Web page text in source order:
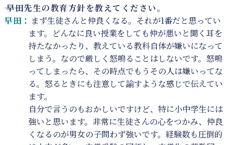
――早田先生の教育方針を教えてください。
早田： まず生徒さんと仲良くなる。それが1番だと思ってい
ます。どんなに良い授業をしても仲が悪いと聞く耳を
持たなかったり、教えている教科自体が嫌いになって
しまう。なので厳しく怒鳴ることはしないです。怒鳴
ってしまったら、その時点でもうその人は嫌いってな
る。怒るときにも注意して諭すような感じで伝えてい
ます。
自分で言うのもおかしいですけど、特に小中学生には
強いと思います。非常に生徒さんの心をつかみ、仲良
くなるのが男女の子問わず強いです。経験数も圧倒的